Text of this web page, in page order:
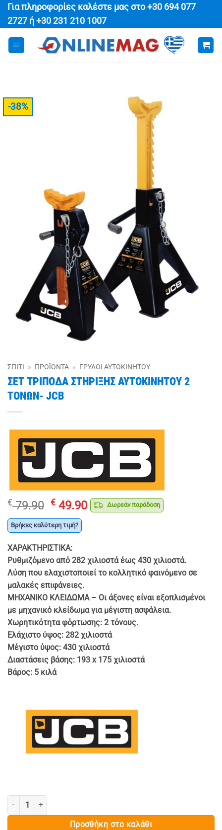
Μετάβαση
στο
περιεχόμενο
Για πληροφορίες καλέστε μας στο +30 694 077
2727 ή +30 231 210 1007
-38%
ΣΠΊΤΙ » ΠΡΟΪΌΝΤΑ » ΓΡΎΛΟΙ ΑΥΤΟΚΙΝΉΤΟΥ
ΣΕΤ ΤΡΙΠΟΔΑ ΣΤΗΡΙΞΗΣ ΑΥΤΟΚΙΝΗΤΟΥ 2
ΤΟΝΩΝ- JCB
€79.90 Original
price
was:
€ 49.90Η
τρέχουσα
Δωρεάν παράδοση
Βρήκες καλύτερη τιμή?
ΧΑΡΑΚΤΗΡΙΣΤΙΚΑ:
Ρυθμιζόμενο από 282 χιλιοστά έως 430 χιλιοστά.
Λύση που ελαχιστοποιεί το κολλητικό φαινόμενο σε
μαλακές επιφάνειες.
ΜΗΧΑΝΙΚΟ ΚΛΕΙΔΩΜΑ – Οι άξονες είναι εξοπλισμένοι
με μηχανικό κλείδωμα για μέγιστη ασφάλεια.
Χωρητικότητα φόρτωσης: 2 τόνους.
Ελάχιστο ύψος: 282 χιλιοστά
Μέγιστο ύψος: 430 χιλιοστά
Διαστάσεις βάσης: 193 x 175 χιλιοστά
Βάρος: 5 κιλά
ΣΕΤ ΤΡΙΠΟΔΑ ΣΤΗΡΙΞΗΣ ΑΥΤΟΚΙΝΗΤΟΥ 2 ΤΟΝΩΝ- JCB ποσότητα
Προσθήκη στο καλάθι